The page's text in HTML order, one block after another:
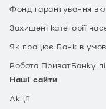
Фонд гарантування
Захищені категорії
Як працює Банк в
Робота ПриватБанку
Наші сайти
Акції